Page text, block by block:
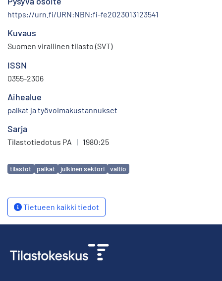
https://urn.fi/URN:NBN:fi-fe2023013123541
Kuvaus
Suomen virallinen tilasto (SVT)
ISSN
0355-2306
Aihealue
palkat ja työvoimakustannukset
Sarja
Tilastotiedotus PA | 1980:25
Avainsanat
tilastot palkat julkinen sektori valtio
Tietueen kaikki tiedot